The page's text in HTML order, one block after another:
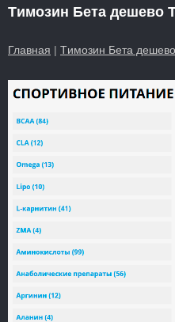
Tимозин Бета дешево
Главная | Tимозин Бета